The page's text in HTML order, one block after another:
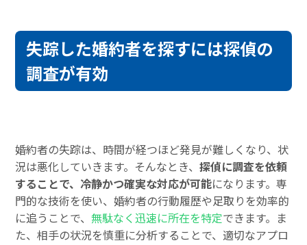
失踪した婚約者を探すには探偵の
調査が有効
婚約者の失踪は、時間が経つほど発見が難しくなり、状
況は悪化していきます。そんなとき、探偵に調査を依頼
することで、冷静かつ確実な対応が可能になります。専
門的な技術を使い、婚約者の行動履歴や足取りを効率的
に追うことで、無駄なく迅速に所在を特定できます。ま
た、相手の状況を慎重に分析することで、適切なアプロ